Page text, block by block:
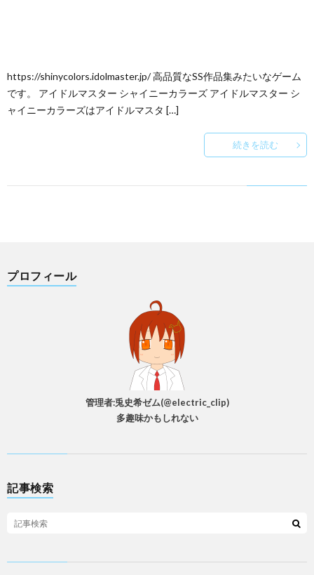
https://shinycolors.idolmaster.jp/ 高品質なSS作品集みたいなゲーム
です。 アイドルマスター シャイニーカラーズ アイドルマスター シ
ャイニーカラーズはアイドルマスタ […]
続きを読む
プロフィール
管理者:兎史希ゼム(@electric_clip)
多趣味かもしれない
記事検索